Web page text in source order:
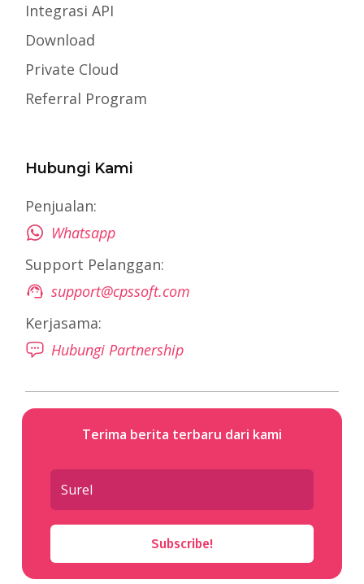
Integrasi API
Download
Private Cloud
Referral Program
Hubungi Kami
Penjualan:
Whatsapp
Support Pelanggan:
support@cpssoft.com
Kerjasama:
Hubungi Partnership
Terima berita terbaru dari kami
Subscribe!